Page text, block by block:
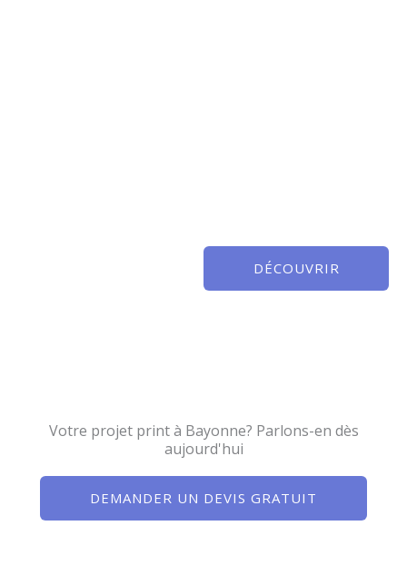
DÉCOUVRIR
Votre projet print à Bayonne? Parlons-en dès
aujourd'hui
DEMANDER UN DEVIS GRATUIT